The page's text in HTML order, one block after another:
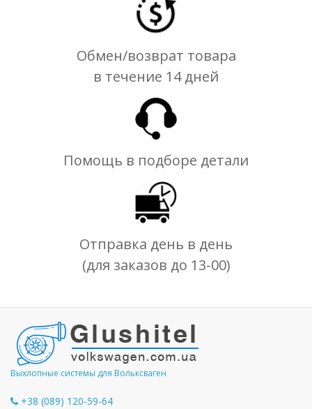
Обмен/возврат товара
в течение 14 дней
Помощь в подборе детали
Отправка день в день
(для заказов до 13-00)
Выхлопные системы для Вольксваген
+38 (089) 120-59-64